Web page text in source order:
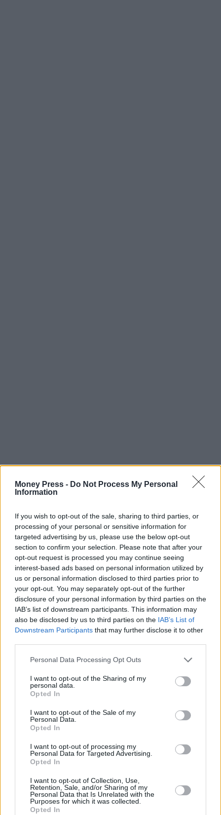
Money Press - Do Not Process My Personal
Information
If you wish to opt-out of the sale, sharing to third parties, or
processing of your personal or sensitive information for
targeted advertising by us, please use the below opt-out
section to confirm your selection. Please note that after your
opt-out request is processed you may continue seeing
interest-based ads based on personal information utilized by
us or personal information disclosed to third parties prior to
your opt-out. You may separately opt-out of the further
disclosure of your personal information by third parties on the
IAB’s list of downstream participants. This information may
also be disclosed by us to third parties on the IAB’s List of
Downstream Participants that may further disclose it to other
Personal Data Processing Opt Outs
I want to opt-out of the Sharing of my
personal data.
Opted In
I want to opt-out of the Sale of my
Personal Data.
Opted In
I want to opt-out of processing my
Personal Data for Targeted Advertising.
Opted In
I want to opt-out of Collection, Use,
Retention, Sale, and/or Sharing of my
Personal Data that Is Unrelated with the
Purposes for which it was collected.
Opted In
Τελεσίγραφο ΥΠΕΣ